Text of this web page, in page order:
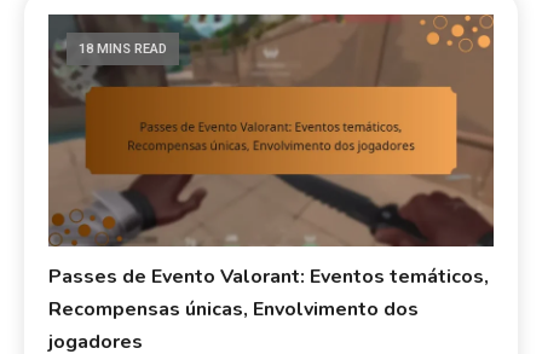
18 MINS READ
Passes de Evento Valorant: Eventos temáticos,
Recompensas únicas, Envolvimento dos
jogadores